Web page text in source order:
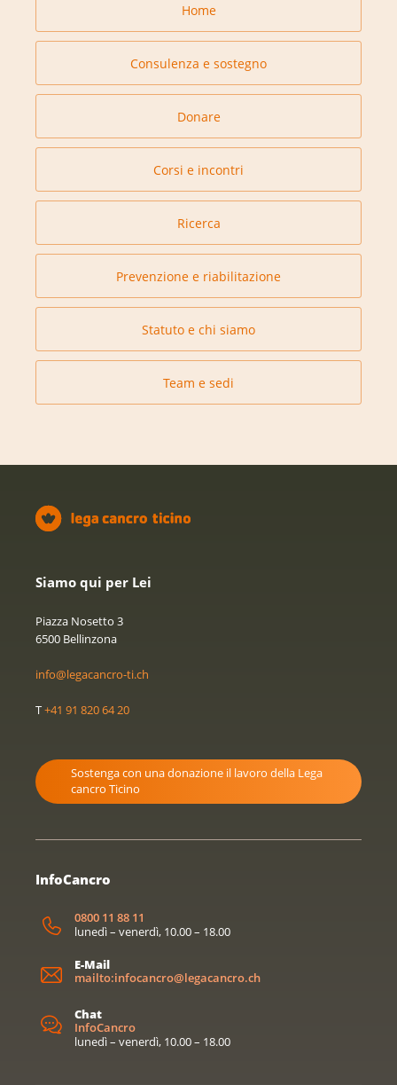
Home
Consulenza e sostegno
Donare
Corsi e incontri
Ricerca
Prevenzione e riabilitazione
Statuto e chi siamo
Team e sedi
Siamo qui per Lei
Piazza Nosetto 3
6500 Bellinzona
info@legacancro-ti.ch
T+41 91 820 64 20
Sostenga con una donazione il lavoro della Lega
cancro Ticino
InfoCancro
0800 11 88 11
lunedì – venerdì, 10.00 – 18.00
E-Mail
mailto:infocancro@legacancro.ch
Chat
InfoCancro
lunedì – venerdì, 10.00 – 18.00